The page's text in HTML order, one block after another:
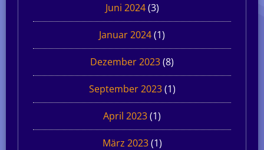
Juni 2024(3)
Januar 2024(1)
Dezember 2023(8)
September 2023(1)
April 2023(1)
März 2023(1)